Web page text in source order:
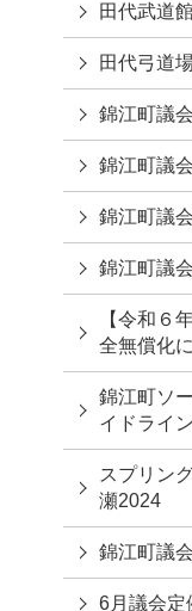
田代武道
田代弓道
錦江町議
錦江町議
錦江町議
錦江町議
【令和６
全無償化
錦江町ソ
イドライ
スプリン
瀬2024
錦江町議
6月議会定